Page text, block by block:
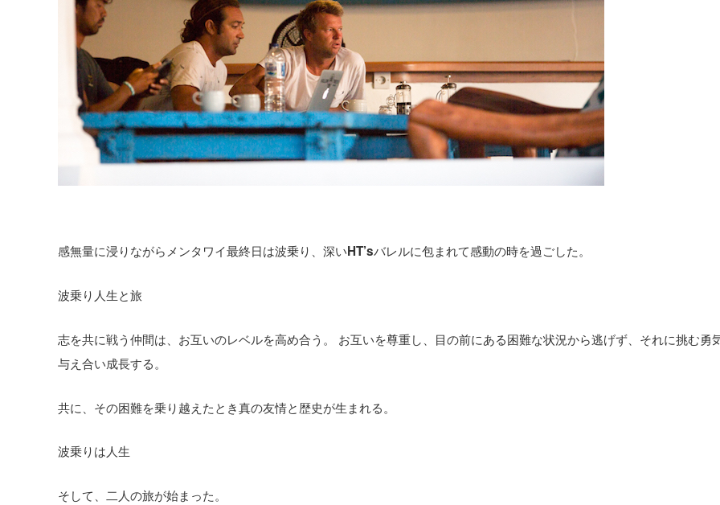
感無量に浸りながらメンタワイ最終日は波乗り、深いHT’sバレルに包まれて感動の時を過ごした。
波乗り人生と旅
志を共に戦う仲間は、お互いのレベルを高め合う。 お互いを尊重し、目の前にある困難な状況から逃げず、それに挑む勇
与え合い成長する。
共に、その困難を乗り越えたとき真の友情と歴史が生まれる。
波乗りは人生
そして、二人の旅が始まった。